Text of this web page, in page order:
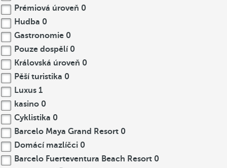
Prémiová úroveň 0
Hudba 0
Gastronomie 0
Pouze dospělí 0
Královská úroveň 0
Pěší turistika 0
Luxus 1
kasino 0
Cyklistika 0
Barcelo Maya Grand Resort 0
Domácí mazlíčci 0
Barcelo Fuerteventura Beach Resort 0